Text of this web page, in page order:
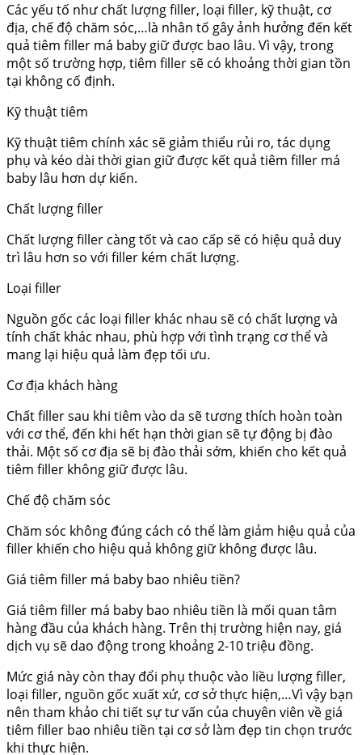
Các yếu tố như chất lượng filler, loại filler, kỹ thuật, cơ
địa, chế độ chăm sóc,…là nhân tố gây ảnh hưởng đến kết
quả tiêm filler má baby giữ được bao lâu. Vì vậy, trong
một số trường hợp, tiêm filler sẽ có khoảng thời gian tồn
tại không cố định.
Kỹ thuật tiêm
Kỹ thuật tiêm chính xác sẽ giảm thiểu rủi ro, tác dụng
phụ và kéo dài thời gian giữ được kết quả tiêm filler má
baby lâu hơn dự kiến.
Chất lượng filler
Chất lượng filler càng tốt và cao cấp sẽ có hiệu quả duy
trì lâu hơn so với filler kém chất lượng.
Loại filler
Nguồn gốc các loại filler khác nhau sẽ có chất lượng và
tính chất khác nhau, phù hợp với tình trạng cơ thể và
mang lại hiệu quả làm đẹp tối ưu.
Cơ địa khách hàng
Chất filler sau khi tiêm vào da sẽ tương thích hoàn toàn
với cơ thể, đến khi hết hạn thời gian sẽ tự động bị đào
thải. Một số cơ địa sẽ bị đào thải sớm, khiến cho kết quả
tiêm filler không giữ được lâu.
Chế độ chăm sóc
Chăm sóc không đúng cách có thể làm giảm hiệu quả của
filler khiến cho hiệu quả không giữ không được lâu.
Giá tiêm filler má baby bao nhiêu tiền?
Giá tiêm filler má baby bao nhiêu tiền là mối quan tâm
hàng đầu của khách hàng. Trên thị trường hiện nay, giá
dịch vụ sẽ dao động trong khoảng 2-10 triệu đồng.
Mức giá này còn thay đổi phụ thuộc vào liều lượng filler,
loại filler, nguồn gốc xuất xứ, cơ sở thực hiện,…Vì vậy bạn
nên tham khảo chi tiết sự tư vấn của chuyên viên về giá
tiêm filler bao nhiêu tiền tại cơ sở làm đẹp tin chọn trước
khi thực hiện.